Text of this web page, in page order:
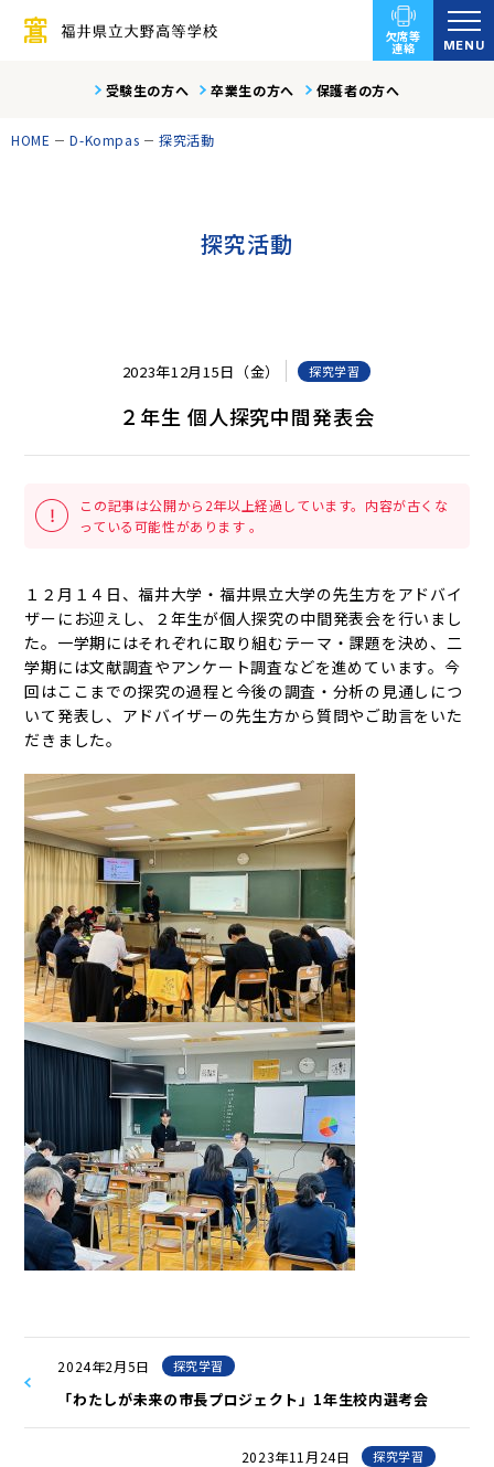
受験生の方へ 卒業生の方へ 保護者の方へ
欠席等
連絡 MENU
HOME D-Kompas 探究活動
探究活動
2023年12月15日（金） 探究学習
２年生 個人探究中間発表会
この記事は公開から2年以上経過しています。内容が古くな
っている可能性があります 。
１２月１４日、福井大学・福井県立大学の先生方をアドバイ
ザーにお迎えし、２年生が個人探究の中間発表会を行いまし
た。一学期にはそれぞれに取り組むテーマ・課題を決め、二
学期には文献調査やアンケート調査などを進めています。今
回はここまでの探究の過程と今後の調査・分析の見通しにつ
いて発表し、アドバイザーの先生方から質問やご助言をいた
だきました。
2024年2月5日 探究学習
「わたしが未来の市長プロジェクト」1年生校内選考会
2023年11月24日 探究学習